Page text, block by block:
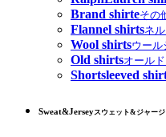
Brand shirteその
Flannel shirtsネ
Wool shirtsウール
Old shirtsオール
Shortsleeved
Sweat&Jerseyスウェット&ジャージ